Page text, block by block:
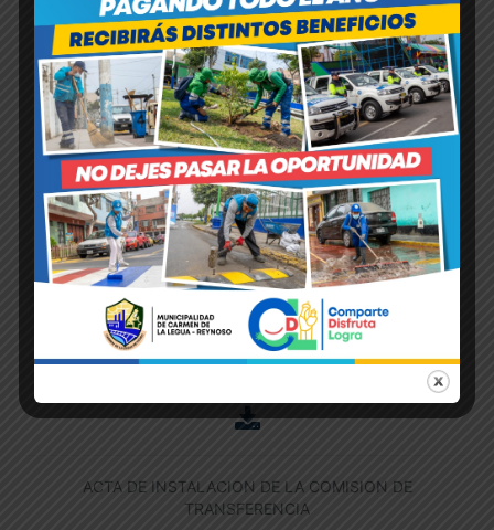
CONSTANCIA DE PRESENTACION DEL IRCT INICIAL
15/11/2022
INFORME DE RCT – INICIAL
15/11/2022
CONVOCATORIA PARA EL ACTO DE CONFORMACION E
INSTALACION DE LA COMISION DE TRANSFERENCIA
ACTA DE INSTALACION DE LA COMISION DE
TRANSFERENCIA